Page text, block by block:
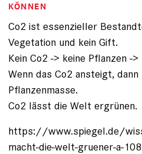
KÖNNEN
Co2 ist essenzieller
Vegetation und kein Gift.
Kein Co2 -> keine Pflanzen -
Wenn das Co2 ansteigt,
Pflanzenmasse.
Co2 lässt die Welt ergrünen.
https://www.spiegel.de/
macht-die-welt-gruener-a-